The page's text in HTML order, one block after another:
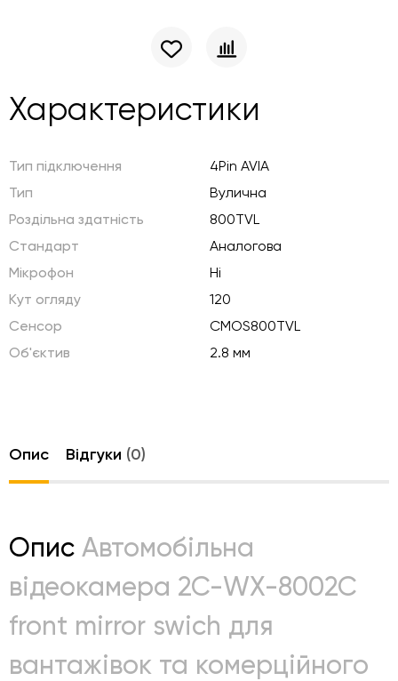
Характеристики
Тип підключення
4Pin AVIA
Тип
Вулична
Роздільна здатність
800TVL
Стандарт
Аналогова
Мікрофон
Ні
Кут огляду
120
Сенсор
CMOS800TVL
Об'єктив
2.8 мм
Опис Відгуки (0)
Опис Автомобільна
відеокамера 2С-WX-8002C
front mirror swich для
вантажівок та комерційного